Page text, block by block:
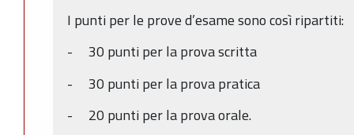
I punti per le prove d’esame sono così ripartiti:
- 30 punti per la prova scritta
- 30 punti per la prova pratica
- 20 punti per la prova orale.